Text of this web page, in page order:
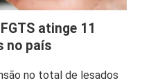
atinge 11
no país
no total de lesados